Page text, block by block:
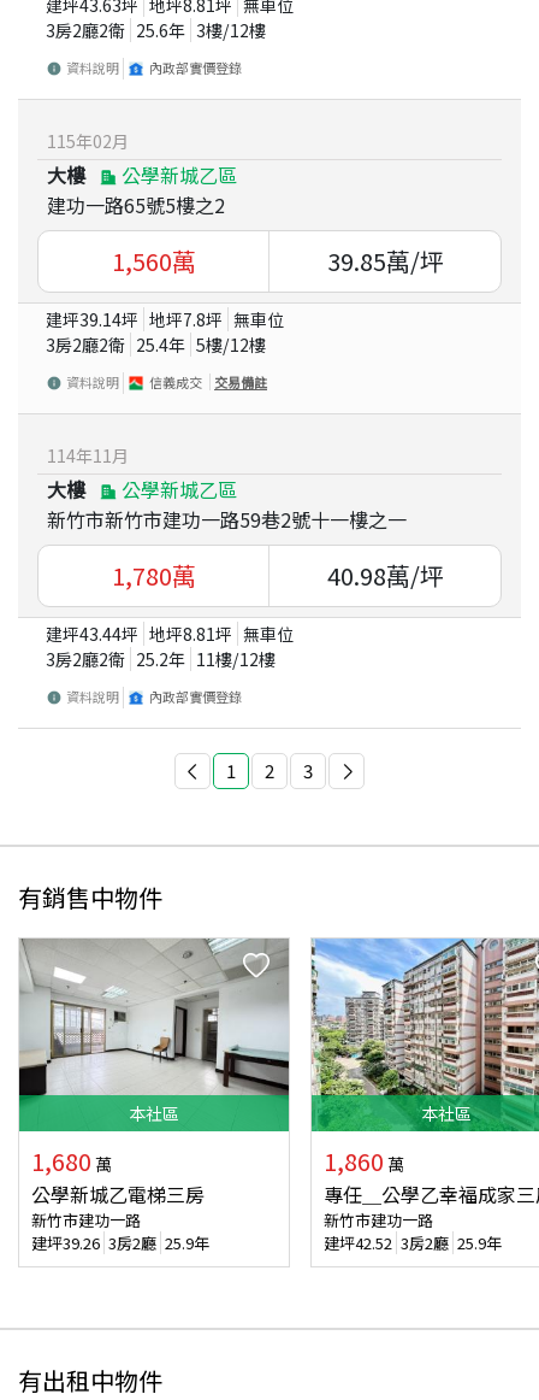
3房2廳2衛 25.6年 3樓/12樓
資料說明 內政部實價登錄
115年02月
大樓
公學新城乙區
建功一路65號5樓之2
1,560萬 39.85萬/坪
建坪39.14坪 地坪7.8坪 無車位
3房2廳2衛 25.4年 5樓/12樓
資料說明 信義成交 交易備註
114年11月
大樓
公學新城乙區
新竹市新竹市建功一路59巷2號十一樓之一
1,780萬 40.98萬/坪
建坪43.44坪 地坪8.81坪 無車位
3房2廳2衛 25.2年 11樓/12樓
資料說明 內政部實價登錄
1 2 3
有銷售中物件
本社區
1,680 萬
公學新城乙電梯三房
新竹市建功一路
建坪39.26 3房2廳 25.9年
本社區
1,860 萬
專任＿公學乙幸福成家
新竹市建功一路
建坪42.52 3房2廳 25.9年
有出租中物件